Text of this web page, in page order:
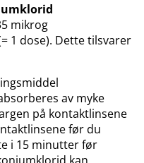
mikrog
1 dose). Dette tilsvarer
av myke
på kontaktlinsene
før du
i 15 minutter før